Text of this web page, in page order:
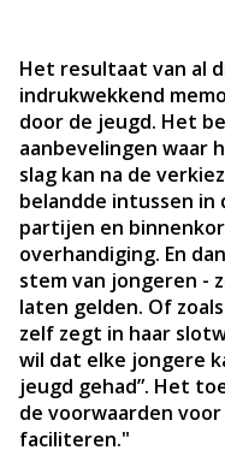
Het resultaat van al
indrukwekkend
door de jeugd. Het
aanbevelingen waar
slag kan na de
belandde intussen in
partijen en
overhandiging. En
stem van jongeren -
laten gelden. Of
zelf zegt in haar
wil dat elke jongere
jeugd gehad”. Het
de voorwaarden
faciliteren."